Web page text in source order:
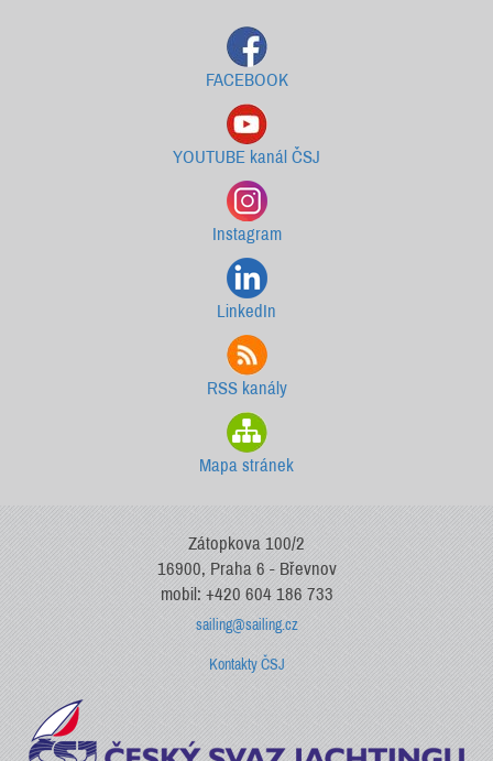
FACEBOOK
YOUTUBE kanál ČSJ
Instagram
LinkedIn
RSS kanály
Mapa stránek
Zátopkova 100/2
16900, Praha 6 - Břevnov
mobil: +420 604 186 733
sailing@sailing.cz
Kontakty ČSJ